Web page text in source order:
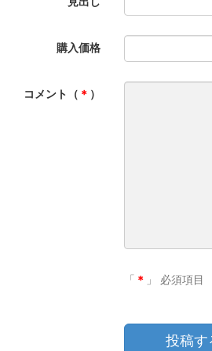
購入価格
コメント（ ＊ ）
「 ＊ 」 必須項目